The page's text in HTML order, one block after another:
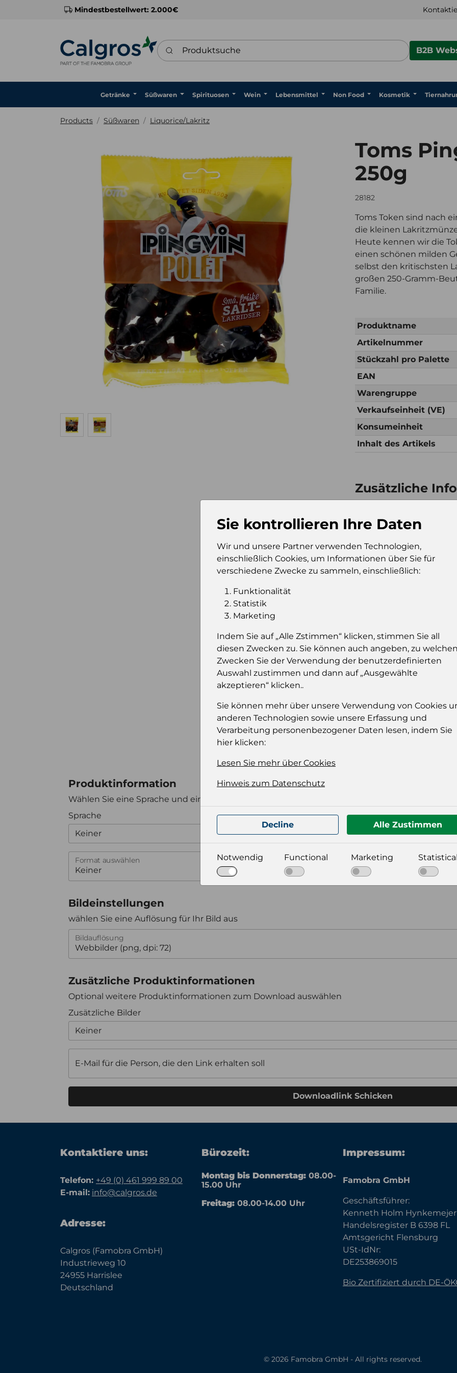
Mindestbestellwert: 2.000€
Produktsuche
B2B
Getränke Süßwaren Spirituosen Wein Lebensmittel Non Food Kosmetik
Products Süßwaren Liquorice/Lakritz
Toms
250g
28182
Toms Token sind nach
die kleinen
Heute kennen wir die
einen schönen milden
selbst den kritischsten
großen 250-Gramm-
Familie.
Produktname
Artikelnummer
Stückzahl pro Palette
EAN
Warengruppe
Verkaufseinheit (VE)
Konsumeinheit
Inhalt des Artikels
Zusätzliche
Verkaufseinheit pro
Palette
Konsumeinheit
Stückzahl pro
Palette
Sie müssen
Einloggen
Produktinformation
Wählen Sie eine Sprache und ein Format für Ihre Produktdatei aus
Sprache
Keiner
Format auswählen
Bildeinstellungen
wählen Sie eine Auflösung für Ihr Bild aus
Bildauflösung
Zusätzliche Produktinformationen
Optional weitere Produktinformationen zum Download auswählen
Zusätzliche Bilder
Keiner
E-Mail für die Person, die den Link erhalten soll
Downloadlink Schicken
Kontaktiere uns:
Telefon: +49 (0) 461 999 89 00
E-mail: info@calgros.de
Adresse:
Calgros (Famobra GmbH)
Industrieweg 10
24955 Harrislee
Deutschland
Bürozeit:
Montag bis Donnerstag: 08.00-
15.00 Uhr
Freitag: 08.00-14.00 Uhr
Impressum:
Famobra GmbH
Geschäftsführer:
Kenneth Holm Hynkemejer
Handelsregister B 6398 FL
Amtsgericht Flensburg
USt-IdNr:
DE253869015
Bio Zertifiziert durch DE-
© 2026 Famobra GmbH - All rights reserved.
Sie kontrollieren Ihre Daten
Wir und unsere Partner verwenden Technologien,
einschließlich Cookies, um Informationen über Sie für
verschiedene Zwecke zu sammeln, einschließlich:
Funktionalität
Statistik
Marketing
Indem Sie auf „Alle Zstimmen“ klicken, stimmen Sie all
diesen Zwecken zu. Sie können auch angeben, zu
Zwecken Sie der Verwendung der benutzerdefinierten
Auswahl zustimmen und dann auf „Ausgewählte
akzeptieren“ klicken..
Sie können mehr über unsere Verwendung von Cookies
anderen Technologien sowie unsere Erfassung und
Verarbeitung personenbezogener Daten lesen, indem Sie
hier klicken:
Lesen Sie mehr über Cookies
Hinweis zum Datenschutz
Decline Alle Zustimmen
Notwendig Functional Marketing